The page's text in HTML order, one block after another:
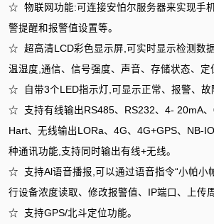
☆ 物联网功能:可连接安怕尔服务器来实现手
警提醒和报警值设置等。
☆ 超高清LCD彩色显示屏,可实时显示检测数据
温湿度,通信、信号强度、声音、存储状态、定
☆ 自带3个LED指示灯,可显示正常、报警、故
☆ 支持有线输出RS485、RS232、4- 20mA、
Hart、无线输出LORa、4G、4G+GPS、NB-
种通讯功能,支持同时输出有线+无线。
☆ 支持Al语音播报,可以通过语音指令“小帕小
行设备浓度读取、修改报警值、IP端口、上传
☆ 支持GPS/北斗定位功能。